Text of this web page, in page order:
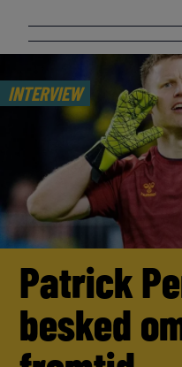
INTERVIEW
Patrick
besked